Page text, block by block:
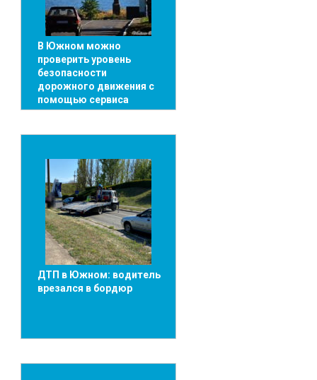
В Южном можно
проверить уровень
безопасности
дорожного движения с
помощью сервиса
ДТП в Южном: водитель
врезался в бордюр